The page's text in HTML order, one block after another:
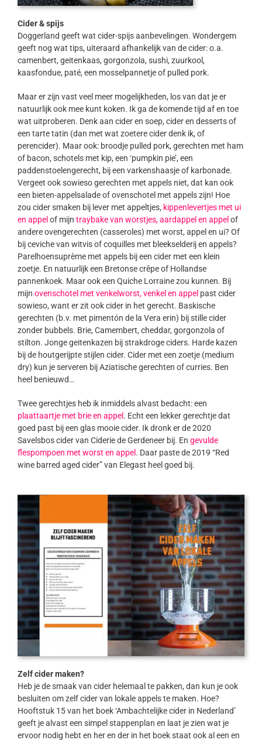
Cider & spijs
Doggerland geeft wat cider-spijs aanbevelingen. Wondergem
geeft nog wat tips, uiteraard afhankelijk van de cider: o.a.
camenbert, geitenkaas, gorgonzola, sushi, zuurkool,
kaasfondue, paté, een mosselpannetje of pulled pork.
Maar er zijn vast veel meer mogelijkheden, los van dat je er
natuurlijk ook mee kunt koken. Ik ga de komende tijd af en toe
wat uitproberen. Denk aan cider en soep, cider en desserts of
een tarte tatin (dan met wat zoetere cider denk ik, of
perencider). Maar ook: broodje pulled pork, gerechten met ham
of bacon, schotels met kip, een ‘pumpkin pie’, een
paddenstoelengerecht, bij een varkenshaasje of karbonade.
Vergeet ook sowieso gerechten met appels niet, dat kan ook
een bieten-appelsalade of ovenschotel met appels zijn! Hoe
zou cider smaken bij lever met appeltjes, kippenlevertjes met ui
en appel of mijn traybake van worstjes, aardappel en appel of
andere ovengerechten (casseroles) met worst, appel en ui? Of
bij ceviche van witvis of coquilles met bleekselderij en appels?
Parelhoensuprème met appels bij een cider met een klein
zoetje. En natuurlijk een Bretonse crêpe of Hollandse
pannenkoek. Maar ook een Quiche Lorraine zou kunnen. Bij
mijn ovenschotel met venkelworst, venkel en appel past cider
sowieso, want er zit ook cider in het gerecht. Baskische
gerechten (b.v. met pimentón de la Vera erin) bij stille cider
zonder bubbels. Brie, Camembert, cheddar, gorgonzola of
stilton. Jonge geitenkazen bij strakdroge ciders. Harde kazen
bij de houtgerijpte stijlen cider. Cider met een zoetje (medium
dry) kun je serveren bij Aziatische gerechten of curries. Ben
heel benieuwd…
Twee gerechtjes heb ik inmiddels alvast bedacht: een
plaattaartje met brie en appel . Echt een lekker gerechtje dat
goed past bij een glas mooie cider. Ik dronk er de 2020
Savelsbos cider van Ciderie de Gerdeneer bij. En gevulde
flespompoen met worst en appel . Daar paste de 2019 “Red
wine barred aged cider” van Elegast heel goed bij.
Zelf cider maken?
Heb je de smaak van cider helemaal te pakken, dan kun je ook
besluiten om zelf cider van lokale appels te maken. Hoe?
Hooftstuk 15 van het boek ‘Ambachtelijke cider in Nederland’
geeft je alvast een simpel stappenplan en laat je zien wat je
ervoor nodig hebt en her en der in het boek staat ook al een en